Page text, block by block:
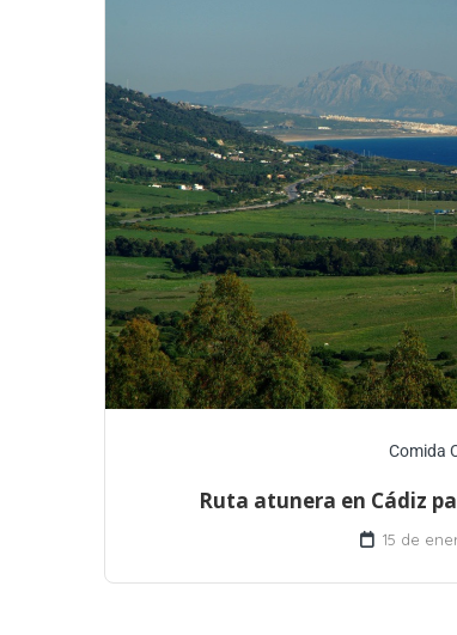
Comida
Ruta atunera en Cádiz
15 de